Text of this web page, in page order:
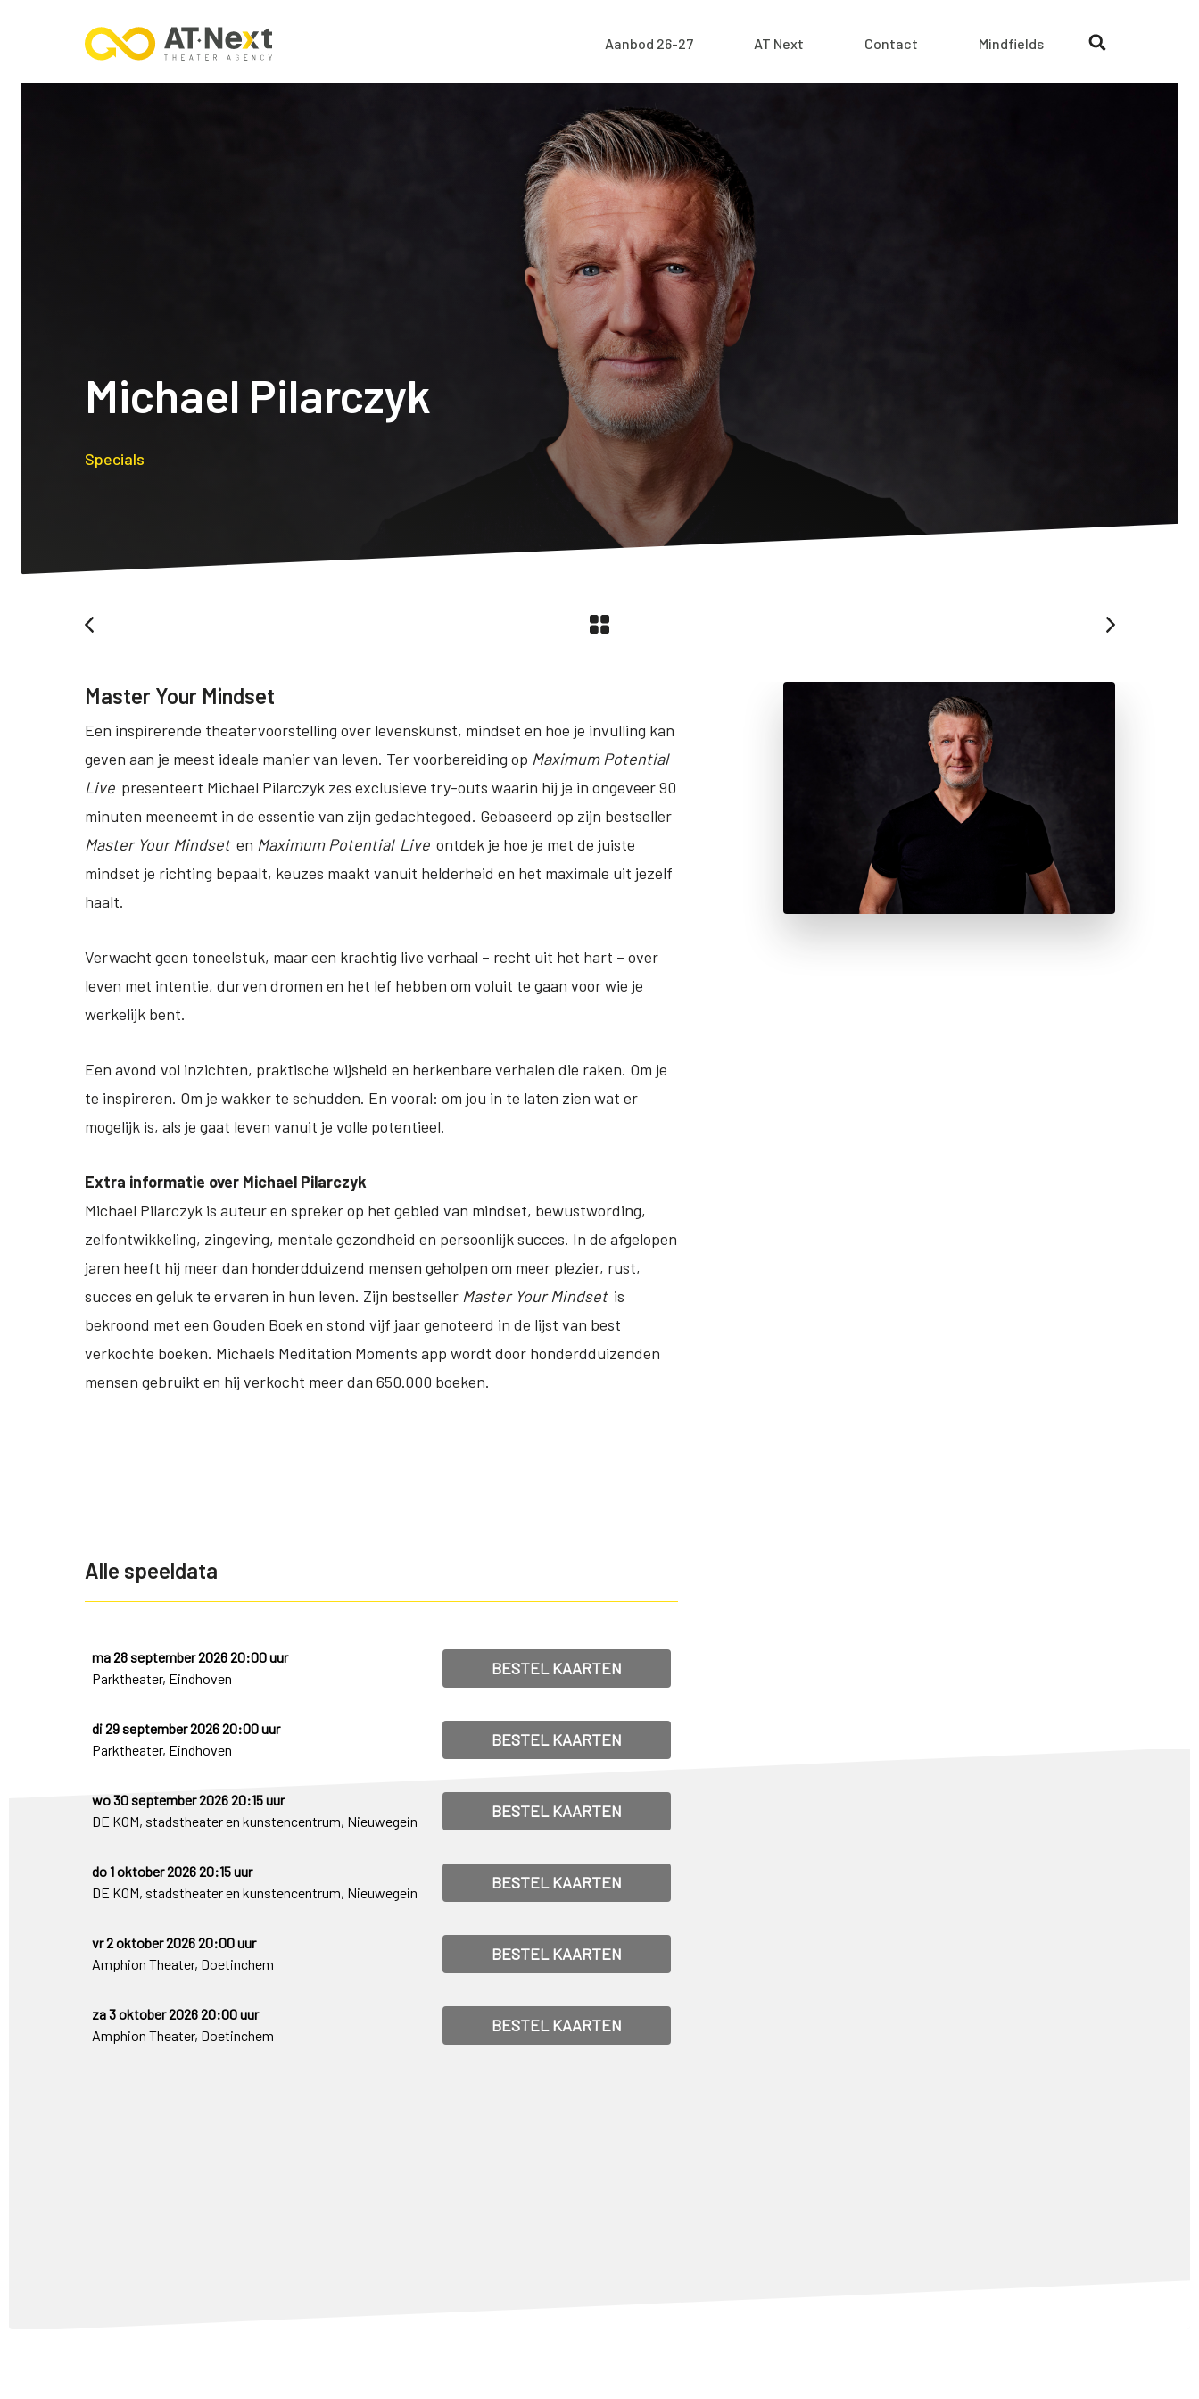
Aanbod 26-27 AT Next Contact Mindfields
Michael Pilarczyk
Specials
Master Your Mindset
Een inspirerende theatervoorstelling over levenskunst, mindset en hoe je invulling kan
geven aan je meest ideale manier van leven. Ter voorbereiding op Maximum Potential
Live presenteert Michael Pilarczyk zes exclusieve try-outs waarin hij je in ongeveer 90
minuten meeneemt in de essentie van zijn gedachtegoed. Gebaseerd op zijn bestseller
Master Your Mindset en Maximum Potential Live ontdek je hoe je met de juiste
mindset je richting bepaalt, keuzes maakt vanuit helderheid en het maximale uit jezelf
haalt.
Verwacht geen toneelstuk, maar een krachtig live verhaal – recht uit het hart – over
leven met intentie, durven dromen en het lef hebben om voluit te gaan voor wie je
werkelijk bent.
Een avond vol inzichten, praktische wijsheid en herkenbare verhalen die raken. Om je
te inspireren. Om je wakker te schudden. En vooral: om jou in te laten zien wat er
mogelijk is, als je gaat leven vanuit je volle potentieel.
Extra informatie over Michael Pilarczyk
Michael Pilarczyk is auteur en spreker op het gebied van mindset, bewustwording,
zelfontwikkeling, zingeving, mentale gezondheid en persoonlijk succes. In de afgelopen
jaren heeft hij meer dan honderdduizend mensen geholpen om meer plezier, rust,
succes en geluk te ervaren in hun leven. Zijn bestseller Master Your Mindset is
bekroond met een Gouden Boek en stond vijf jaar genoteerd in de lijst van best
verkochte boeken. Michaels Meditation Moments app wordt door honderdduizenden
mensen gebruikt en hij verkocht meer dan 650.000 boeken.
Alle speeldata